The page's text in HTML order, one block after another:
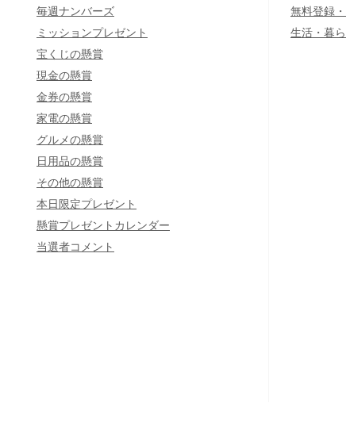
毎週ナンバーズ
ミッションプレゼント
宝くじの懸賞
現金の懸賞
金券の懸賞
家電の懸賞
グルメの懸賞
日用品の懸賞
その他の懸賞
本日限定プレゼント
懸賞プレゼントカレンダー
当選者コメント
無料登録
生活・暮